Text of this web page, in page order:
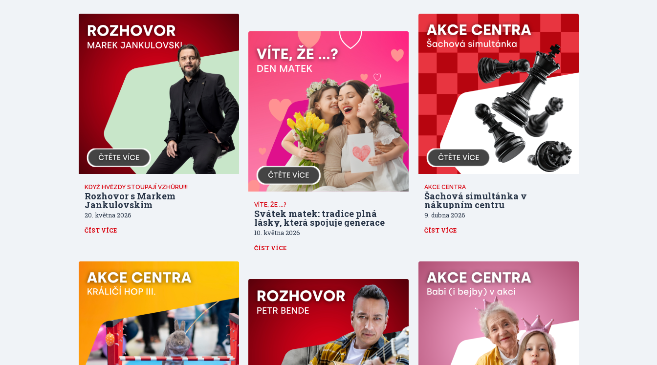
KDYŽ HVĚZDY STOUPAJÍ VZHŮRU!!!
Rozhovor s Markem
Jankulovskim
20. května 2026
ČÍST VÍCE
VÍTE, ŽE ...?
Svátek matek: tradice plná
lásky, která spojuje generace
10. května 2026
ČÍST VÍCE
AKCE CENTRA
Šachová simultánka v
nákupním centru
9. dubna 2026
ČÍST VÍCE